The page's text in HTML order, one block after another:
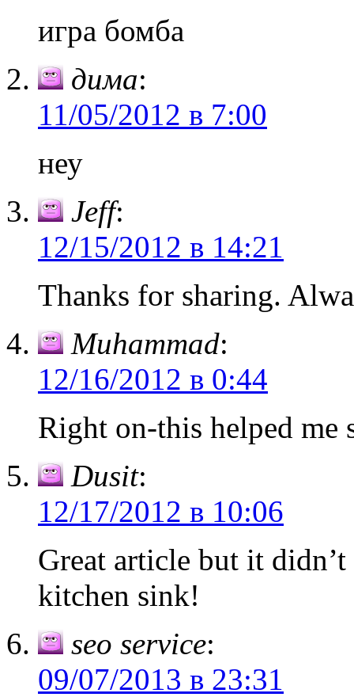
игра бомба
дима:
11/05/2012 в 7:00
неу
Jeff:
12/15/2012 в 14:21
Thanks for sharing.
Muhammad:
12/16/2012 в 0:44
Right on-this helped me
Dusit:
12/17/2012 в 10:06
Great article but it
kitchen sink!
seo service:
09/07/2013 в 23:31